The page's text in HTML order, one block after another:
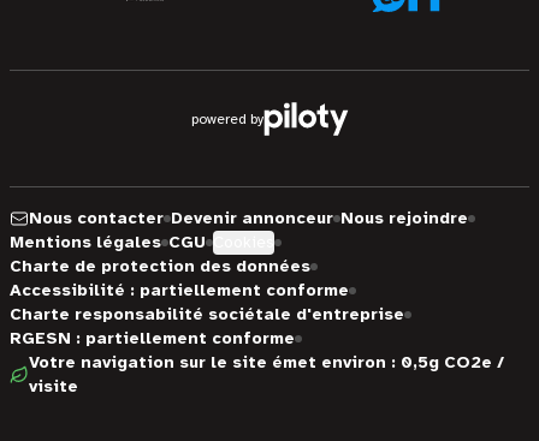
powered by
Nous contacter Devenir annonceur Nous rejoindre
Mentions légales CGU
Charte de protection des données
Accessibilité : partiellement conforme
Charte responsabilité sociétale d'entreprise
RGESN : partiellement conforme
Votre navigation sur le site émet environ : 0,5g CO2e /
visite